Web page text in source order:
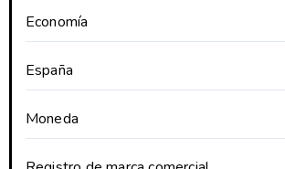
Economía
España
Moneda